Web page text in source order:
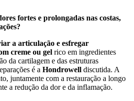
fortes e prolongadas nas costas,
a articulação e esfregar
creme ou gel rico em ingredientes
da cartilagem e das estruturas
é a Hondrowell discutida. A
juntamente com a restauração a longo
a redução da dor e da inflamação.